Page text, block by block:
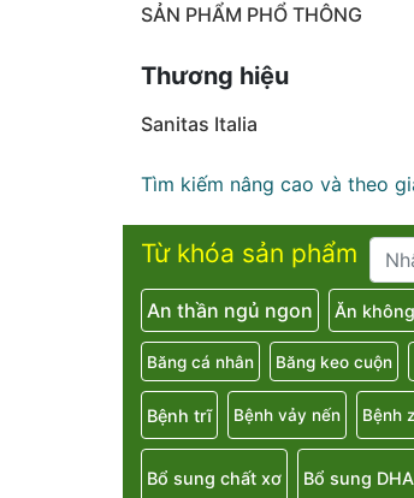
SẢN PHẨM PHỔ THÔNG
Thương hiệu
Sanitas Italia
Tìm kiếm nâng cao và theo
Từ khóa sản phẩm
An thần ngủ ngon Ăn
Băng cá nhân Băng keo cuộn
Bệnh trĩ Bệnh vảy nến Bệnh
Bổ sung chất xơ Bổ sung DHA